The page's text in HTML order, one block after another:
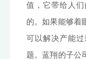
值，它带给人
的。如果能够着
可以解决产能
题。蓝翔的子公